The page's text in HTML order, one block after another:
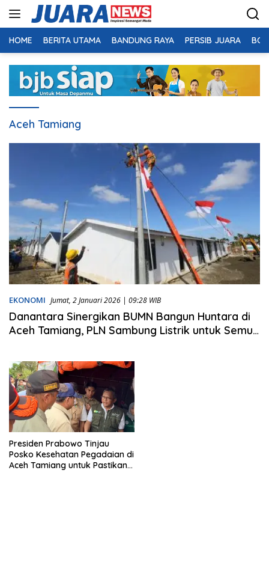
HOME BERITA UTAMA BANDUNG RAYA PERSIB JUARA
Aceh Tamiang
EKONOMI Jumat, 2 Januari 2026 | 09:28 WIB
Danantara Sinergikan BUMN Bangun Huntara di
Aceh Tamiang, PLN Sambung Listrik untuk Semua
Presiden Prabowo Tinjau
Posko Kesehatan Pegadaian di
Aceh Tamiang untuk Pastikan